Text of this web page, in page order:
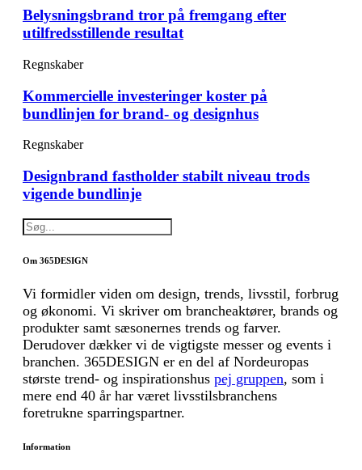
Belysningsbrand tror på fremgang efter
utilfredsstillende resultat
Regnskaber
Kommercielle investeringer koster på
bundlinjen for brand- og designhus
Regnskaber
Designbrand fastholder stabilt niveau trods
vigende bundlinje
Om 365DESIGN
Vi formidler viden om design, trends, livsstil, forbrug
og økonomi. Vi skriver om brancheaktører, brands og
produkter samt sæsonernes trends og farver.
Derudover dækker vi de vigtigste messer og events i
branchen. 365DESIGN er en del af Nordeuropas
største trend- og inspirationshus pej gruppen, som i
mere end 40 år har været livsstilsbranchens
foretrukne sparringspartner.
Information